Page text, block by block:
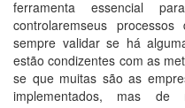
ferramenta essencial
controlaremseus
sempre validar se há
estão condizentes com as
se que muitas são as
implementados, mas de